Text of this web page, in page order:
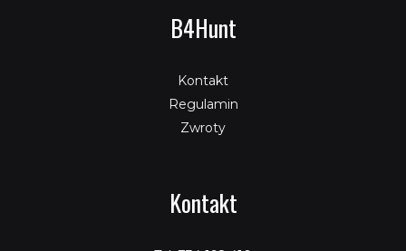
B4Hunt
Kontakt
Regulamin
Zwroty
Kontakt